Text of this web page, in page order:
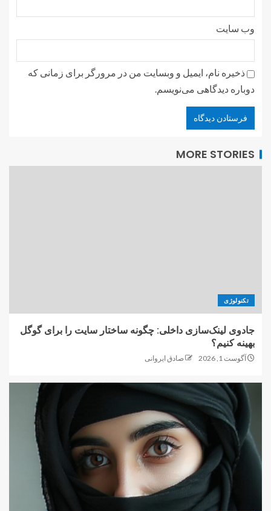
وب‌ سایت
ذخیره نام، ایمیل و وبسایت من در مرورگر برای زمانی که
دوباره دیدگاهی می‌نویسم.
MORE STORIES
تکنولوژی
جادوی لینک‌سازی داخلی: چگونه ساختار سایت را برای گوگل
بهینه کنیم؟
آگوست 1, 2026 صادق ایروانی